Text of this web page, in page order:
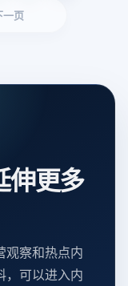
一页
伸更多
观察和热点内
，可以进入内